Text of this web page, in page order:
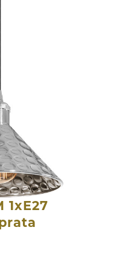
1xE27